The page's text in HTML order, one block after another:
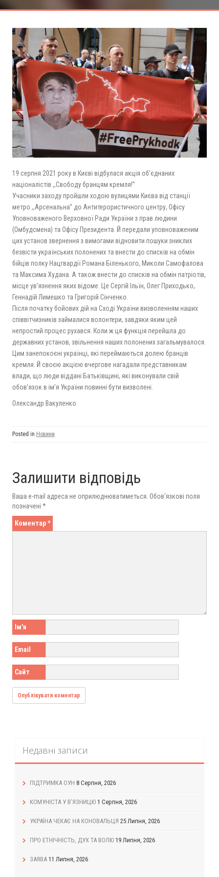
19 серпня 2021 року в Києві відбулася акція об’єднаних
націоналістів ,,Свободу бранцям кремля!’’
Учасники заходу пройшли ходою вулицями Києва від станції
метро ,,Арсенальна’’ до Антитерористичного центру, Офісу
Уповноваженого Верховної Ради України з прав людини
(Омбудсмена) та Офісу Президента. Й передали уповноваженим
цих установ звернення з вимогами відновити пошуки зниклих
безвісти українських полонених та внести до списків на обмін
бійців полку Нацгвардії Романа Біленького, Миколи Самофалова
та Максима Худана. А також внести до списків на обмін патріотів,
місце ув’язнення яких відоме. Це Сергій Ільїн, Олег Приходько,
Геннадій Лимешко та Григорій Сінченко.
Після початку бойових дій на Сході України визволенням наших
співвітчизників займалися волонтери, завдяки яким цей
непростий процес рухався. Коли ж ця функція перейшла до
державних установ, звільнення наших полонених загальмувалося.
Цим занепокоєні українці, які переймаються долею бранців
кремля. Й своєю акцією вчергове нагадали представникам
влади, що люди віддані Батьківщині, які виконували свій
обов’язок в ім’я України повинні бути визволені.
Олександр Вакуленко
Posted in Новини
Залишити відповідь
Ваша e-mail адреса не оприлюднюватиметься. Обов’язкові поля
позначені *
Коментар*
Ім'я
Email
Сайт
Недавні записи
ПІДТРИМКА ОУН 8 Серпня, 2026
КОМУНІСТА У В’ЯЗНИЦЮ 1 Серпня, 2026
УКРАЇНА ЧЕКАЄ НА КОНОВАЛЬЦЯ 25 Липня, 2026
ПРО ЕТНІЧНІСТЬ, ДУХ ТА ВОЛЮ 19 Липня, 2026
ЗАЯВА 11 Липня, 2026